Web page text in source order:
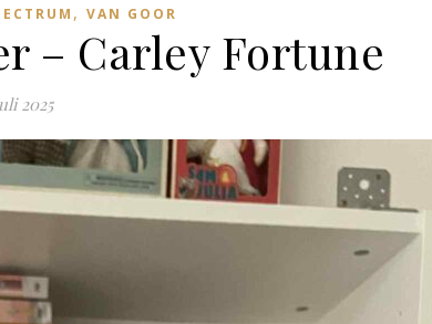
, VAN GOOR
– Carley Fortune
2025